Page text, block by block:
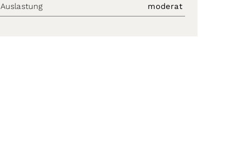
Auslastung moderat